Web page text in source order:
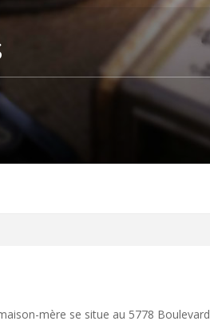
mère se situe au 5778 Boulevard